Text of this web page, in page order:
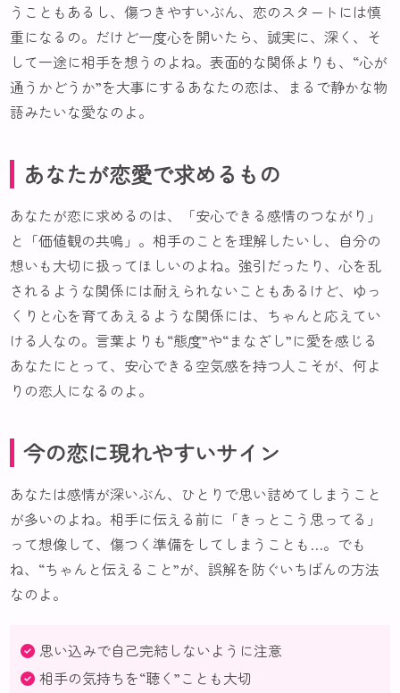
うこともあるし、傷つきやすいぶん、恋のスタートには慎
重になるの。だけど一度心を開いたら、誠実に、深く、そ
して一途に相手を想うのよね。表面的な関係よりも、“心が
通うかどうか”を大事にするあなたの恋は、まるで静かな物
語みたいな愛なのよ。
あなたが恋愛で求めるもの
あなたが恋に求めるのは、「安心できる感情のつながり」
と「価値観の共鳴」。相手のことを理解したいし、自分の
想いも大切に扱ってほしいのよね。強引だったり、心を乱
されるような関係には耐えられないこともあるけど、ゆっ
くりと心を育てあえるような関係には、ちゃんと応えてい
ける人なの。言葉よりも“態度”や“まなざし”に愛を感じる
あなたにとって、安心できる空気感を持つ人こそが、何よ
りの恋人になるのよ。
今の恋に現れやすいサイン
あなたは感情が深いぶん、ひとりで思い詰めてしまうこと
が多いのよね。相手に伝える前に「きっとこう思ってる」
って想像して、傷つく準備をしてしまうことも…。でも
ね、“ちゃんと伝えること”が、誤解を防ぐいちばんの方法
なのよ。
思い込みで自己完結しないように注意
相手の気持ちを“聴く”ことも大切